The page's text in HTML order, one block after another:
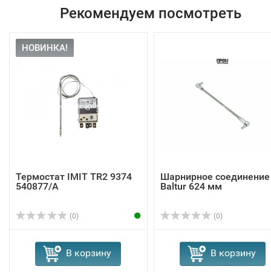
Рекомендуем посмотреть
НОВИНКА!
Термостат IMIT TR2 9374
540877/A
(0)
В корзину
Шарнирное соединение
Baltur 624 мм
(0)
В корзину